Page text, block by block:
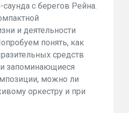
саунда с берегов Рейна.
и деятельности
понять, как
средств
запоминающиеся
можно ли
оркестру и при